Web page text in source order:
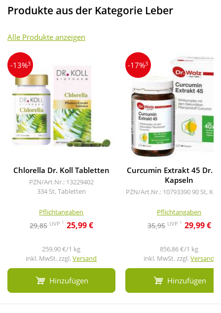
Produkte aus der Kategorie Leber
Alle Produkte anzeigen
-13%3
Chlorella Dr. Koll Tabletten
PZN/Art.Nr.: 13229402
334 St, Tabletten
Pflichtangaben
29,85 UVP 1 25,99 €
259,90 €/1 kg
inkl. MwSt. zzgl.Versand
Hinzufügen
-17%3
Curcumin Extrakt 45 Dr.
Kapseln
PZN/Art.Nr.: 1079339090 St,
Pflichtangaben
35,95 UVP 1 29,99 €
856,86 €/1 kg
inkl. MwSt. zzgl.Versand
Hinzufügen